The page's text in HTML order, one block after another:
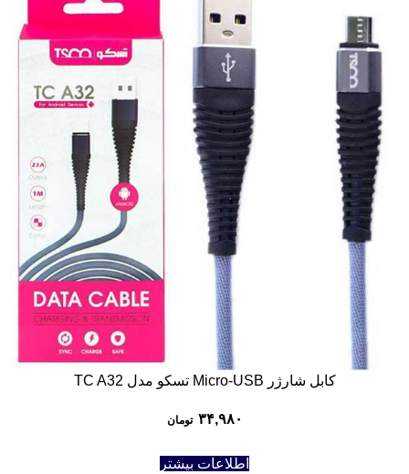
کابل شارژر Micro-USB تسکو مدل TC A32
۳۴,۹۸۰ تومان
اطلاعات بیشتر